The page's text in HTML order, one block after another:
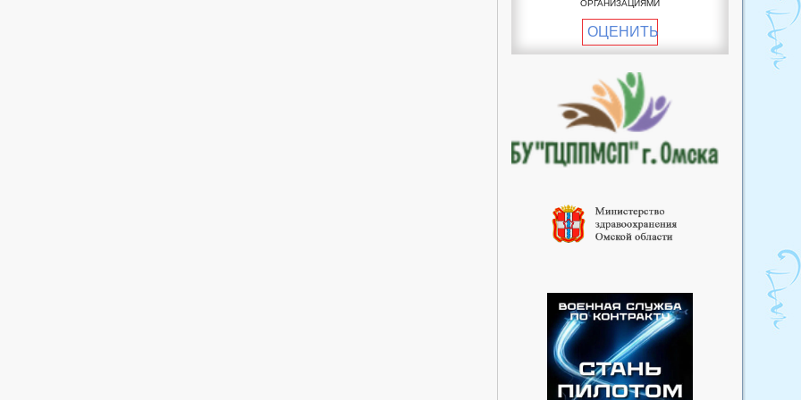
Пучковский фельдшерско-
акушерский пункт
Рославский фельдшерско-
акушерский пункт
Улендыкульский
фельдшерско-акушерский
пункт
Хуторский фельдшерско-
Южный фельдшерско-
акушерский пункт
ОРГАНИЗАЦИЯМИ
ОЦЕНИТЬ